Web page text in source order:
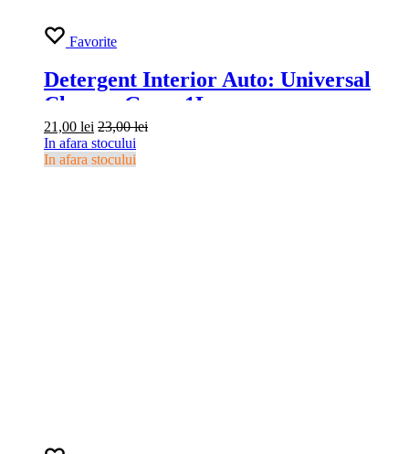
Favorite
Detergent Interior Auto: Universal
Cleaner Grass 1L
21,00 lei 23,00lei
In afara stocului
In afara stocului